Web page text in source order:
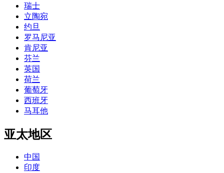
瑞士
立陶宛
约旦
罗马尼亚
肯尼亚
芬兰
英国
荷兰
葡萄牙
西班牙
马耳他
亚太地区
中国
印度